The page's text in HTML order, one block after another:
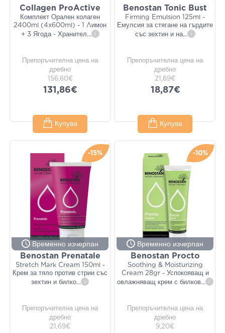
Collagen ProActive
Комплект Орален колаген
2400ml (4x600ml) - 1 Λимон
+ 3 Ягода - Хранител... i
Препоръчителна цена на
дребно
156,60€
131,86€
Купува
Benostan Tonic Bust
Firming Emulsion 125ml -
Емулсия за стягане на гърдите
със зехтин и на... i
Препоръчителна цена на
дребно
21,69€
18,87€
Купува
-15%
Временно изчерпан
Benostan Prenatale
Stretch Mark Cream 150ml -
Крем за тяло против стрии със
зехтин и билко... i
Препоръчителна цена на
дребно
21,69€
-10%
Временно изчерпан
Benostan Procto
Soothing & Moisturizing
Cream 28gr - Успокояващ и
овлажняващ крем с билков... i
Препоръчителна цена на
дребно
9,20€